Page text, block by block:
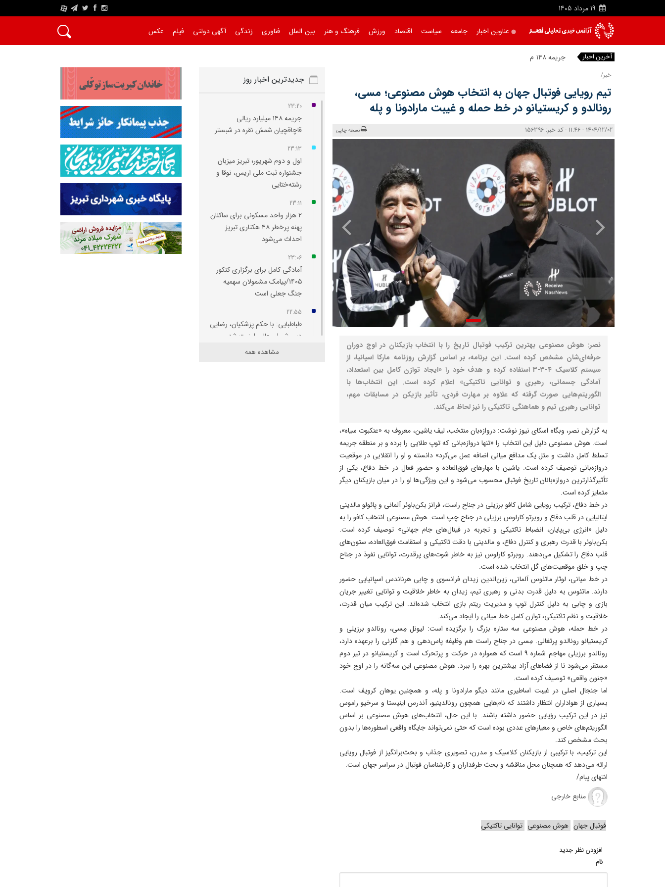
19 مرداد 1405
A
عناوین اخبار جامعه سیاست اقتصاد ورزش فرهنگ و هنر بین الملل فناوری زندگی آگهی دولتی فیلم عکس
آخرین اخبار جریمه ۱۴۸ میلیارد
خبر/
تیم رویایی فوتبال جهان به انتخاب هوش مصنوعی؛ مسی،
رونالدو و کریستیانو در خط حمله و غیبت مارادونا و پله
1404/12/02 - 11:46 - کد خبر: 156396 نسخه چاپی
نصر: هوش مصنوعی بهترین ترکیب فوتبال تاریخ را با انتخاب بازیکنان در اوج دوران
حرفه‌ای‌شان مشخص کرده است. این برنامه، بر اساس گزارش روزنامه مارکا اسپانیا، از
سیستم کلاسیک ۴-۳-۳ استفاده کرده و هدف خود را «ایجاد توازن کامل بین استعداد،
آمادگی جسمانی، رهبری و توانایی تاکتیکی» اعلام کرده است. این انتخاب‌ها با
الگوریتم‌هایی صورت گرفته که علاوه بر مهارت فردی، تأثیر بازیکن در مسابقات مهم،
توانایی رهبری تیم و هماهنگی تاکتیکی را نیز لحاظ می‌کند.
به گزارش نصر، وبگاه اسکای نیوز نوشت: دروازه‌بان منتخب، لیف یاشین، معروف به «عنکبوت سیاه»،
است. هوش مصنوعی دلیل این انتخاب را «تنها دروازه‌بانی که توپ طلایی را برده و بر منطقه جریمه
تسلط کامل داشت و مثل یک مدافع میانی اضافه عمل می‌کرد» دانسته و او را انقلابی در موقعیت
دروازه‌بانی توصیف کرده است. یاشین با مهارهای فوق‌العاده و حضور فعال در خط دفاع، یکی از
تأثیرگذارترین دروازه‌بانان تاریخ فوتبال محسوب می‌شود و این ویژگی‌ها او را در میان بازیکنان دیگر
متمایز کرده است.
در خط دفاع، ترکیب رویایی شامل کافو برزیلی در جناح راست، فرانز بکن‌باوئر آلمانی و پائولو مالدینی
ایتالیایی در قلب دفاع و روبرتو کارلوس برزیلی در جناح چپ است. هوش مصنوعی انتخاب کافو را به
دلیل «انرژی بی‌پایان، انضباط تاکتیکی و تجربه در فینال‌های جام جهانی» توصیف کرده است.
بکن‌باوئر با قدرت رهبری و کنترل دفاع، و مالدینی با دقت تاکتیکی و استقامت فوق‌العاده، ستون‌های
قلب دفاع را تشکیل می‌دهند. روبرتو کارلوس نیز به خاطر شوت‌های پرقدرت، توانایی نفوذ در جناح
چپ و خلق موقعیت‌های گل انتخاب شده است.
در خط میانی، لوثار ماتئوس آلمانی، زین‌الدین زیدان فرانسوی و چابی هرناندس اسپانیایی حضور
دارند. ماتئوس به دلیل قدرت بدنی و رهبری تیم، زیدان به خاطر خلاقیت و توانایی تغییر جریان
بازی و چابی به دلیل کنترل توپ و مدیریت ریتم بازی انتخاب شده‌اند. این ترکیب میان قدرت،
خلاقیت و نظم تاکتیکی، توازن کامل خط میانی را ایجاد می‌کند.
در خط حمله، هوش مصنوعی سه ستاره بزرگ را برگزیده است: لیونل مِسی، رونالدو برزیلی و
کریستیانو رونالدو پرتغالی. مِسی در جناح راست هم وظیفه پاس‌دهی و هم گلزنی را برعهده دارد،
رونالدو برزیلی مهاجم شماره ۹ است که همواره در حرکت و پرتحرک است و کریستیانو در تیر دوم
مستقر می‌شود تا از فضاهای آزاد بیشترین بهره را ببرد. هوش مصنوعی این سه‌گانه را در اوج خود
«جنون واقعی» توصیف کرده است.
اما جنجال اصلی در غیبت اساطیری مانند دیگو مارادونا و پله، و همچنین یوهان کرویف است.
بسیاری از هواداران انتظار داشتند که نام‌هایی همچون رونالدینیو، آندرس اینیستا و سرخیو راموس
نیز در این ترکیب رؤیایی حضور داشته باشند. با این حال، انتخاب‌های هوش مصنوعی بر اساس
الگوریتم‌های خاص و معیارهای عددی بوده است که حتی نمی‌تواند جایگاه واقعی اسطوره‌ها را بدون
بحث مشخص کند.
این ترکیب، با ترکیبی از بازیکنان کلاسیک و مدرن، تصویری جذاب و بحث‌برانگیز از فوتبال رویایی
ارائه می‌دهد که همچنان محل مناقشه و بحث طرفداران و کارشناسان فوتبال در سراسر جهان است.
انتهای پبام/
منابع خارجی
فوتبال جهان هوش مصنوعی توانایی تاکتیکی
افزودن نظر جدید
نام
جدیدترین اخبار روز
23:20
جریمه ۱۴۸ میلیارد ریالی
قاچاقچیان شمش نقره در شبستر
23:13
اول و دوم شهریور؛ تبریز میزبان
جشنواره ثبت ملی اریس، نوقا و
رشته‌ختایی
23:11
۲ هزار واحد مسکونی برای ساکنان
پهنه پرخطر ۴۸ هکتاری تبریز
احداث می‌شود
23:06
آمادگی کامل برای برگزاری کنکور
۱۴۰۵/پیامک مشمولان سهمیه
جنگ جعلی است
22:55
طباطبایی: با حکم پزشکیان، رضایی
دبیر شورای عالی امنیت شد
مشاهده همه